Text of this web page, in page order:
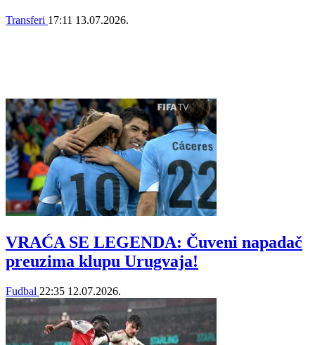
Transferi 17:11 13.07.2026.
VRAĆA SE LEGENDA: Čuveni napadač
preuzima klupu Urugvaja!
Fudbal 22:35 12.07.2026.